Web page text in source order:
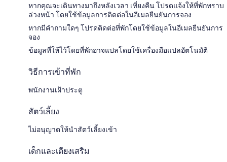
หากคุณจะเดินทางมาถึงหลังเวลา เที่ยงคืน โปรดแจ้งให้ที่พักทราบ
ล่วงหน้า โดยใช้ข้อมูลการติดต่อในอีเมลยืนยันการจอง
หากมีคำถามใดๆ โปรดติดต่อที่พักโดยใช้ข้อมูลในอีเมลยืนยันการ
จอง
ข้อมูลที่ให้ไว้โดยที่พักอาจแปลโดยใช้เครื่องมือแปลอัตโนมัติ
วิธีการเข้าที่พัก
พนักงานเฝ้าประตู
สัตว์เลี้ยง
ไม่อนุญาตให้นำสัตว์เลี้ยงเข้า
เด็กและเตียงเสริม